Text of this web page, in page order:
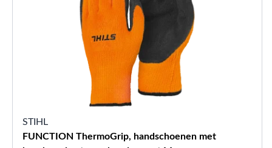
STIHL
FUNCTION ThermoGrip, handschoenen met